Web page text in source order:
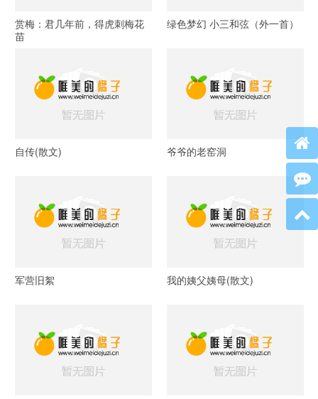
赏梅：君几年前，得虎刺梅花
苗
绿色梦幻 小三和弦（外一首）
自传(散文) 爷爷的老窑洞
军营旧絮 我的姨父姨母(散文)